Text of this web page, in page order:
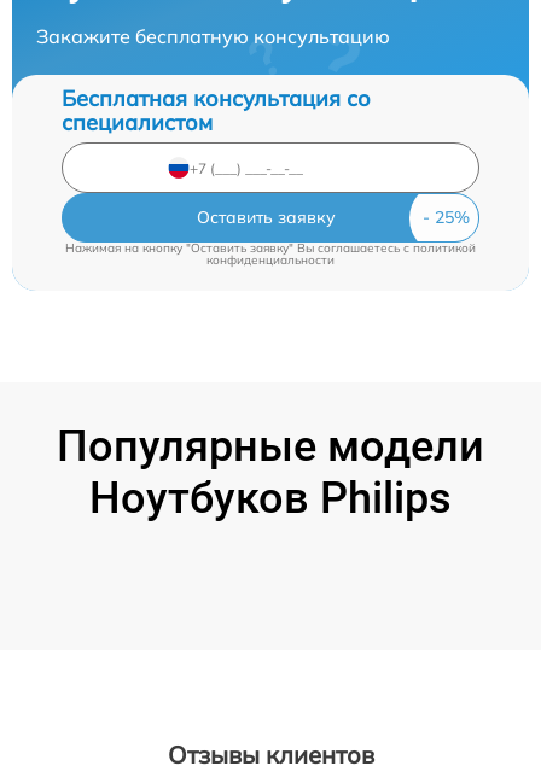
Закажите бесплатную консультацию
Бесплатная консультация со
специалистом
Оставить заявку
Нажимая на кнопку "Оставить заявку" Вы соглашаетесь c политикой
конфиденциальности
Популярные модели
Ноутбуков Philips
Отзывы клиентов